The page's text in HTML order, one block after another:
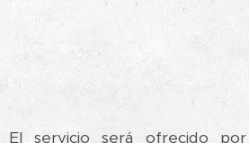
El servicio será ofrecido por